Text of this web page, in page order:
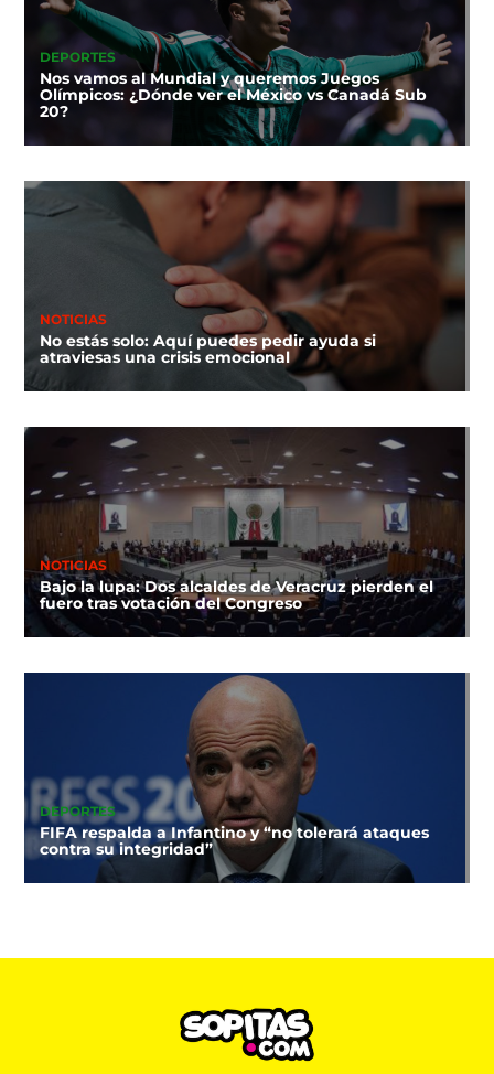
DEPORTES
Nos vamos al Mundial y queremos Juegos
Olímpicos: ¿Dónde ver el México vs Canadá Sub
20?
NOTICIAS
No estás solo: Aquí puedes pedir ayuda si
atraviesas una crisis emocional
NOTICIAS
Bajo la lupa: Dos alcaldes de Veracruz pierden el
fuero tras votación del Congreso
DEPORTES
FIFA respalda a Infantino y “no tolerará ataques
contra su integridad”